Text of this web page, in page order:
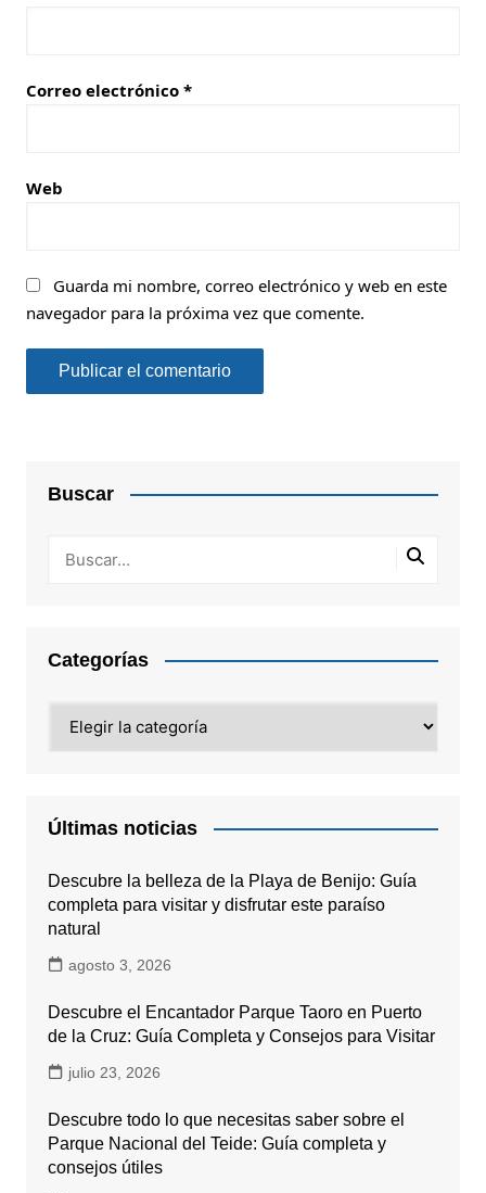
Correo electrónico *
Web
Guarda mi nombre, correo electrónico y web en este
navegador para la próxima vez que comente.
Buscar
Categorías
Últimas noticias
Descubre la belleza de la Playa de Benijo: Guía
completa para visitar y disfrutar este paraíso
natural
agosto 3, 2026
Descubre el Encantador Parque Taoro en Puerto
de la Cruz: Guía Completa y Consejos para Visitar
julio 23, 2026
Descubre todo lo que necesitas saber sobre el
Parque Nacional del Teide: Guía completa y
consejos útiles